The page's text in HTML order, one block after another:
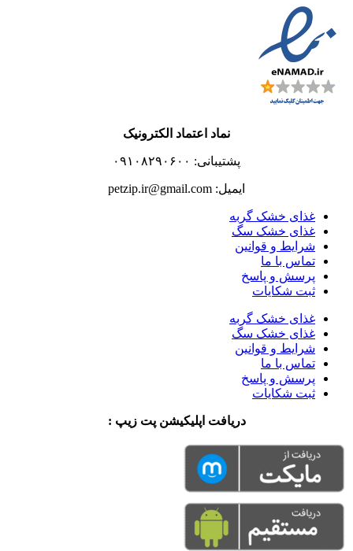
نماد اعتماد الکترونیک
پشتیبانی: ۰۹۱۰۸۲۹۰۶۰۰
ایمیل: petzip.ir@gmail.com
غذای خشک گربه
غذای خشک سگ
شرایط و قوانین
تماس با ما
پرسش و پاسخ
ثبت شکایات
غذای خشک گربه
غذای خشک سگ
شرایط و قوانین
تماس با ما
پرسش و پاسخ
ثبت شکایات
دریافت اپلیکیشن پت زیپ :